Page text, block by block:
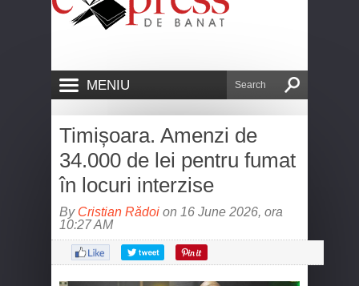
MENIU
Timișoara. Amenzi de
34.000 de lei pentru fumat
în locuri interzise
By Cristian Rădoi on 16 June 2026, ora
10:27 AM